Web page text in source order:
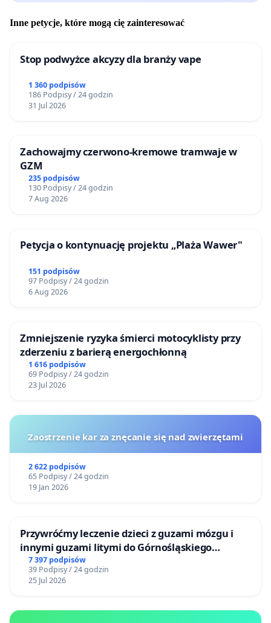
Inne petycje, które mogą cię zainteresować
Stop podwyżce akcyzy dla branży vape
1 360 podpisów
186 Podpisy / 24 godzin
31 Jul 2026
Zachowajmy czerwono-kremowe tramwaje w
GZM
235 podpisów
130 Podpisy / 24 godzin
7 Aug 2026
Petycja o kontynuację projektu „Plaża Wawer"
151 podpisów
97 Podpisy / 24 godzin
6 Aug 2026
Zmniejszenie ryzyka śmierci motocyklisty przy
zderzeniu z barierą energochłonną
1 616 podpisów
69 Podpisy / 24 godzin
23 Jul 2026
Zaostrzenie kar za znęcanie się nad zwierzętami
2 622 podpisów
65 Podpisy / 24 godzin
19 Jan 2026
Przywróćmy leczenie dzieci z guzami mózgu i
innymi guzami litymi do Górnośląskiego
Centrum Zdrowia Dziecka w Katowicach
7 397 podpisów
39 Podpisy / 24 godzin
25 Jul 2026